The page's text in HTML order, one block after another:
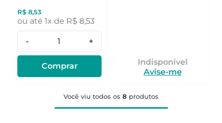
R$ 8,53
ou até 1x de R$ 8,53
- +
Comprar
Indisponível
Avise-me
Você viu todos os 8 produtos